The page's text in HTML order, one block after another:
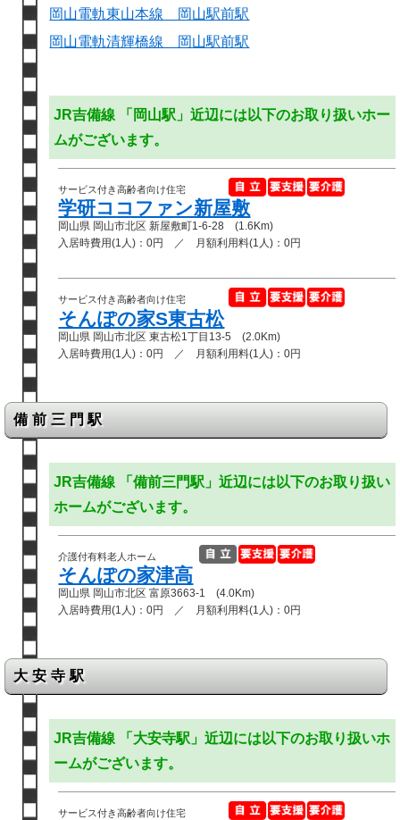
岡山電軌東山本線 岡山駅前駅
岡山電軌清輝橋線 岡山駅前駅
JR吉備線 「岡山駅」近辺には以下のお取り扱いホー
ムがございます。
サービス付き高齢者向け住宅
学研ココファン新屋敷
岡山県 岡山市北区 新屋敷町1-6-28 (1.6Km)
入居時費用(1人)：0円 ／ 月額利用料(1人)：0円
サービス付き高齢者向け住宅
そんぽの家S東古松
岡山県 岡山市北区 東古松1丁目13-5 (2.0Km)
入居時費用(1人)：0円 ／ 月額利用料(1人)：0円
備前三門駅
JR吉備線 「備前三門駅」近辺には以下のお取り扱い
ホームがございます。
介護付有料老人ホーム
そんぽの家津高
岡山県 岡山市北区 富原3663-1 (4.0Km)
入居時費用(1人)：0円 ／ 月額利用料(1人)：0円
大安寺駅
JR吉備線 「大安寺駅」近辺には以下のお取り扱いホ
ームがございます。
サービス付き高齢者向け住宅